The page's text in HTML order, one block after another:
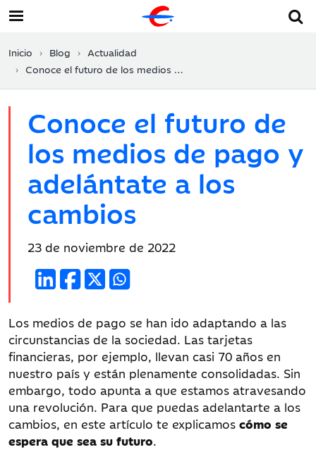
Inicio Blog
Actualidad
Conoce el futuro de los medios de pago y adelántate a los cambios
Conoce el futuro de
los medios de pago y
adelántate a los
cambios
Fecha
publicación:
23 de noviembre de 2022
Los medios de pago se han ido adaptando a las
circunstancias de la sociedad. Las tarjetas
financieras, por ejemplo, llevan casi 70 años en
nuestro país y están plenamente consolidadas. Sin
embargo, todo apunta a que estamos atravesando
una revolución. Para que puedas adelantarte a los
cambios, en este artículo te explicamos cómo se
espera que sea su futuro.